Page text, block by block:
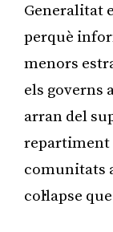
Generalitat
perquè
menors
els governs
arran del
repartiment
comunitats
col·lapse